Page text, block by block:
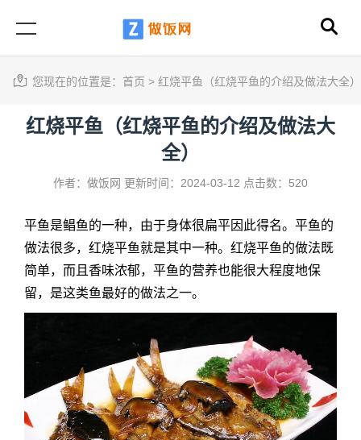
您现在的位置是： 首页 > 红烧平鱼（红烧平鱼的介绍及做法大全）
红烧平鱼（红烧平鱼的介绍及做法大
全）
作者：做饭网 更新时间：2024-03-12 点击数：520
平鱼是鲳鱼的一种，由于身体很扁平因此得名。平鱼的
做法很多，红烧平鱼就是其中一种。红烧平鱼的做法既
简单，而且香味浓郁，平鱼的营养也能很大程度地保
留，是这类鱼最好的做法之一。